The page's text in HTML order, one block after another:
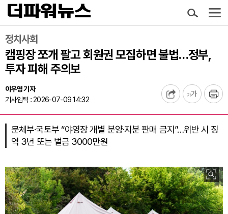
정치사회
캠핑장 쪼개 팔고 회원권 모집하면 불법…정부,
투자 피해 주의보
이우영 기자
기사입력 : 2026-07-09 14:32
문체부·국토부 “야영장 개별 분양·지분 판매 금지”…위반 시 징
역 3년 또는 벌금 3000만원